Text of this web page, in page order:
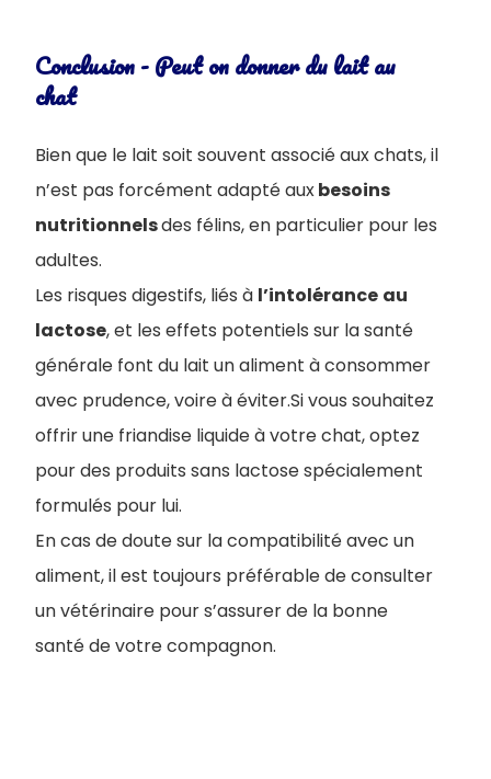
Conclusion - Peut on donner du lait au
chat
Bien que le lait soit souvent associé aux chats, il
n’est pas forcément adapté auxbesoins
nutritionnelsdes félins, en particulier pour les
adultes.
Les risques digestifs, liés à l’intolérance au
lactose, et les effets potentiels sur la santé
générale font du lait un aliment à consommer
avec prudence, voire à éviter.Si vous souhaitez
offrir une friandise liquide à votre chat, optez
pour des produits sans lactose spécialement
formulés pour lui.
En cas de doute sur la compatibilité avec un
aliment, il est toujours préférable de consulter
un vétérinaire pour s’assurer de la bonne
santé de votre compagnon.